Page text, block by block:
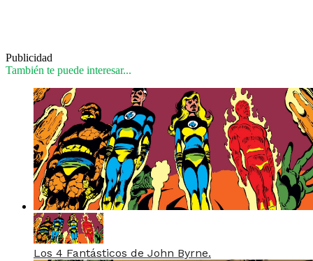
Publicidad
También te puede interesar...
Los 4 Fantásticos de John Byrne.